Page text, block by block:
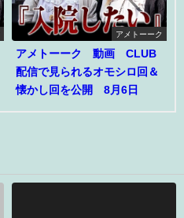
アメトーーク
アメトーーク 動画 CLUB
配信で見られるオモシロ回＆
懐かし回を公開 8月6日